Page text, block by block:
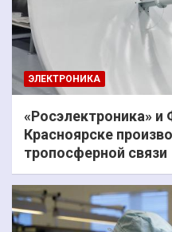
ЭЛЕКТРОНИКА
«Росэлектроника» и
Красноярске
тропосферной связи